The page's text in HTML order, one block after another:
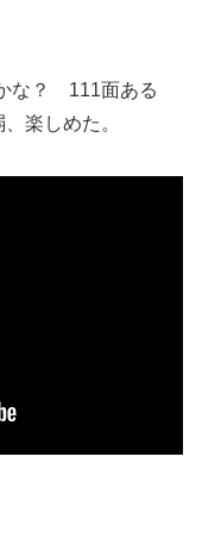
な？ 111面ある
楽しめた。